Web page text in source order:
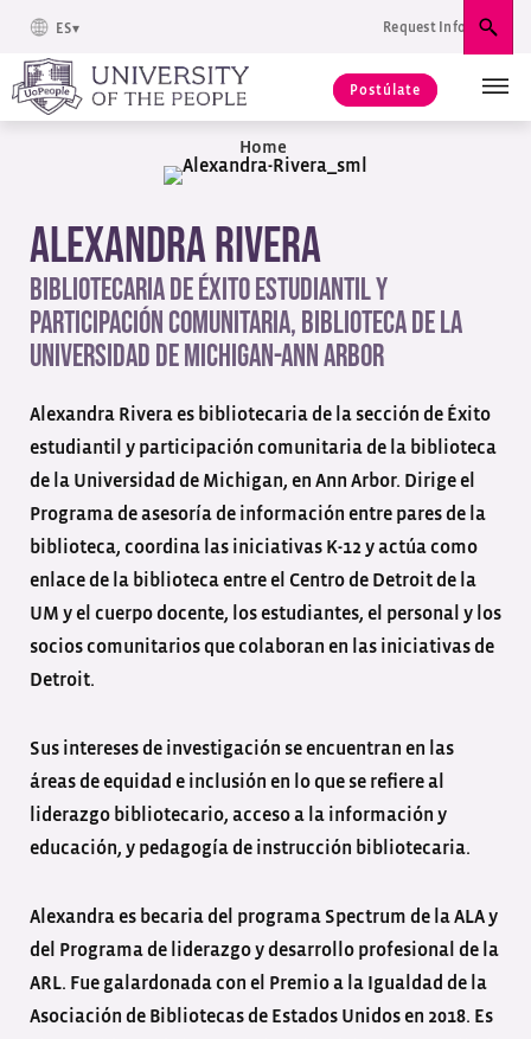
ES Request Info
Postúlate
Home
Alexandra Rivera
Bibliotecaria de éxito estudiantil y
participación comunitaria, Biblioteca de la
Universidad de Michigan-Ann Arbor
Alexandra Rivera es bibliotecaria de la sección de Éxito
estudiantil y participación comunitaria de la biblioteca
de la Universidad de Michigan, en Ann Arbor. Dirige el
Programa de asesoría de información entre pares de la
biblioteca, coordina las iniciativas K-12 y actúa como
enlace de la biblioteca entre el Centro de Detroit de la
UM y el cuerpo docente, los estudiantes, el personal y los
socios comunitarios que colaboran en las iniciativas de
Detroit.
Sus intereses de investigación se encuentran en las
áreas de equidad e inclusión en lo que se refiere al
liderazgo bibliotecario, acceso a la información y
educación, y pedagogía de instrucción bibliotecaria.
Alexandra es becaria del programa Spectrum de la ALA y
del Programa de liderazgo y desarrollo profesional de la
ARL. Fue galardonada con el Premio a la Igualdad de la
Asociación de Bibliotecas de Estados Unidos en 2018. Es